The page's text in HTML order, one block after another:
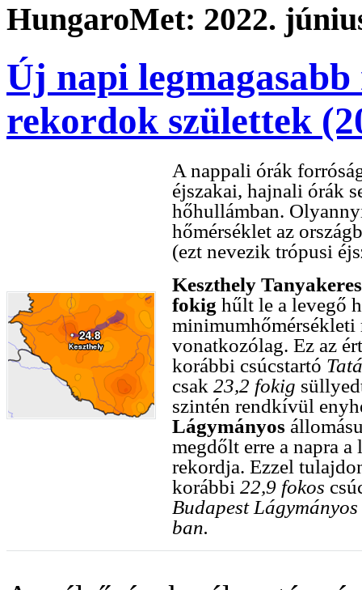
HungaroMet: 2022.
Új napi
rekordok születtek
A nappali órák
éjszakai, hajnali órák
hőhullámban.
hőmérséklet az
(ezt nevezik trópusi
Keszthely
fokig hűlt le a levegő
minimumhőmérsékleti
vonatkozólag. Ez az
korábbi csúcstartó
csak 23,2 fokig
szintén rendkívül
Lágymányos
megdőlt erre a napra
rekordja. Ezzel
korábbi 22,9 fokos
Budapest Lágymányos
ban.